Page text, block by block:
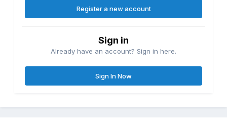
Register a new account
Sign in
Already have an account? Sign in here.
Sign In Now